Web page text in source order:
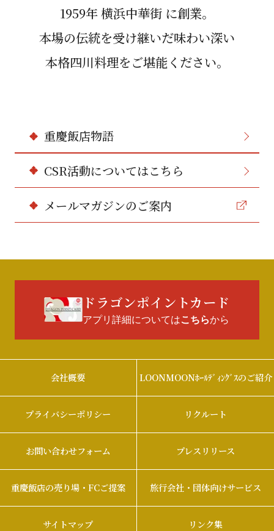
1959年 横浜中華街 に創業。
本場の伝統を受け継いだ味わい深い
本格四川料理をご堪能ください。
重慶飯店物語
CSR活動についてはこちら
メールマガジンのご案内
ドラゴンポイントカード
アプリ詳細についてはこちらから
会社概要 LOONMOONﾎｰﾙﾃﾞｨﾝｸﾞｽのご紹介
プライバシーポリシー リクルート
お問い合わせフォーム プレスリリース
重慶飯店の売り場・FCご提案 旅行会社・団体向けサービス
サイトマップ リンク集